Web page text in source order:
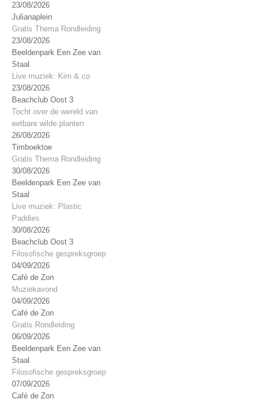
23/08/2026
Julianaplein
Gratis Thema Rondleiding
23/08/2026
Beeldenpark Een Zee van
Staal
Live muziek: Kim & co
23/08/2026
Beachclub Oost 3
Tocht over de wereld van
eetbare wilde planten
26/08/2026
Timboektoe
Gratis Thema Rondleiding
30/08/2026
Beeldenpark Een Zee van
Staal
Live muziek: Plastic
Paddies
30/08/2026
Beachclub Oost 3
Filosofische gespreksgroep
04/09/2026
Café de Zon
Muziekavond
04/09/2026
Café de Zon
Gratis Rondleiding
06/09/2026
Beeldenpark Een Zee van
Staal
Filosofische gespreksgroep
07/09/2026
Café de Zon